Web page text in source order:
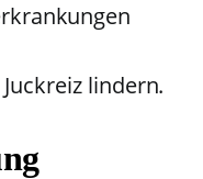
lindern.